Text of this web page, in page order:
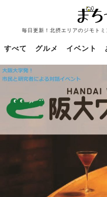
毎日更新！北摂エリアのジモト
すべて グルメ イベント